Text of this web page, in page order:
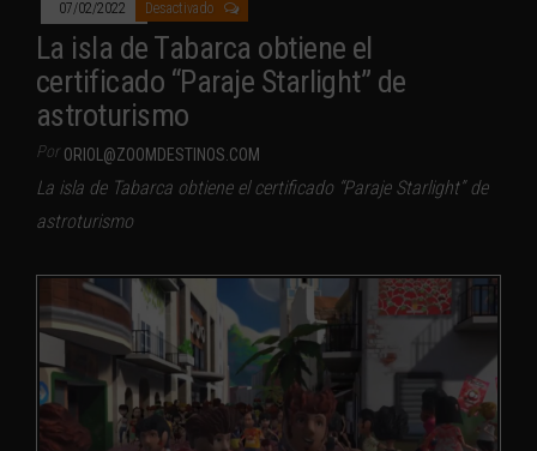
07/02/2022 Desactivado
La isla de Tabarca obtiene el
certificado “Paraje Starlight” de
astroturismo
Por ORIOL@ZOOMDESTINOS.COM
La isla de Tabarca obtiene el certificado “Paraje Starlight” de
astroturismo